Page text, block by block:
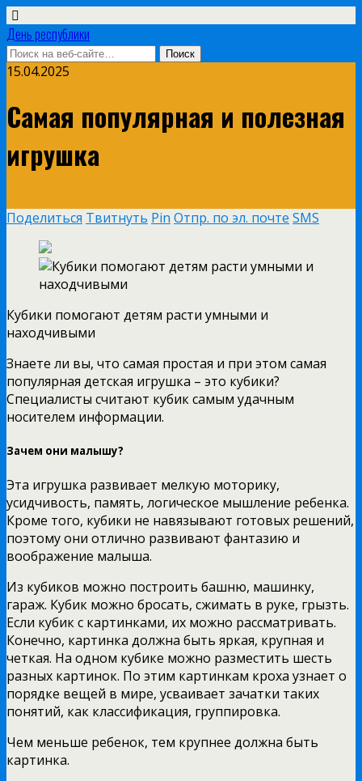
День республики
15.04.2025
Самая популярная и полезная
игрушка
Поделиться Твитнуть Pin Отпр. по эл. почте SMS
Кубики помогают детям расти умными и
находчивыми
Знаете ли вы, что самая простая и при этом самая
популярная детская игрушка – это кубики?
Специалисты считают кубик самым удачным
носителем информации.
Зачем они малышу?
Эта игрушка развивает мелкую моторику,
усидчивость, память, логическое мышление ребенка.
Кроме того, кубики не навязывают готовых решений,
поэтому они отлично развивают фантазию и
воображение малыша.
Из кубиков можно построить башню, машинку,
гараж. Кубик можно бросать, сжимать в руке, грызть.
Если кубик с картинками, их можно рассматривать.
Конечно, картинка должна быть яркая, крупная и
четкая. На одном кубике можно разместить шесть
разных картинок. По этим картинкам кроха узнает о
порядке вещей в мире, усваивает зачатки таких
понятий, как классификация, группировка.
Чем меньше ребенок, тем крупнее должна быть
картинка.